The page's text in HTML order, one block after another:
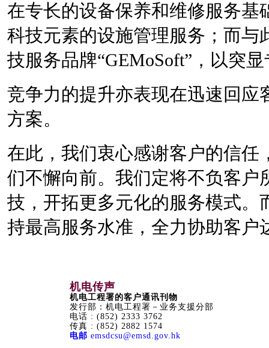
在专长的设备保养和维修服务基
科技元素的设施管理服务；而与
技服务品牌“GEMoSoft”，以突
竞争力的提升亦表现在迅速回应
方案。
在此，我们衷心感谢客户的信任
们不懈向前。我们定将不负客户
技，开拓更多元化的服务模式。
持最高服务水准，全力协助客户
机电传声
机电工程署的客户通讯刊物
发行部：机电工程署－业务支援分部
电话 : (852) 2333 3762
传真 : (852) 2882 1574
电邮 emsdcsu@emsd.gov.hk